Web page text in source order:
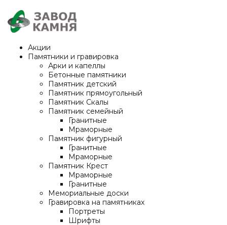
Акции
Памятники и гравировка
Арки и капеллы
Бетонные памятники
Памятник детский
Памятник прямоугольный
Памятник Скалы
Памятник семейный
Гранитные
Мраморные
Памятник фигурный
Гранитные
Мраморные
Памятник Крест
Мраморные
Гранитные
Мемориальные доски
Гравировка на памятниках
Портреты
Шрифты